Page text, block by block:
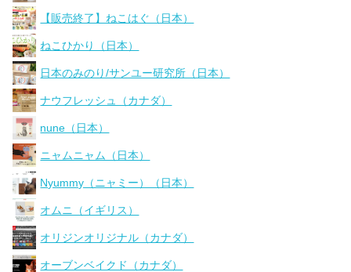
【販売終了】ねこはぐ（日本）
ねこひかり（日本）
日本のみのり/サンユー研究所（日本）
ナウフレッシュ（カナダ）
nune（日本）
ニャムニャム（日本）
Nyummy（ニャミー）（日本）
オムニ（イギリス）
オリジンオリジナル（カナダ）
オーブンベイクド（カナダ）